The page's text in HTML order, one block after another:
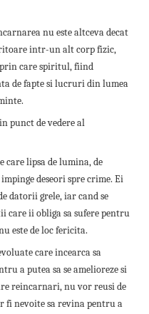
nu este altceva decat
intr-un alt corp fizic,
care spiritul, fiind
de fapte si lucruri din lumea
punct de vedere al
care lipsa de lumina, de
deseori spre crime. Ei
datorii grele, iar cand se
care ii obliga sa sufere pentru
este de loc fericita.
care incearca sa
a putea sa se amelioreze si
reincarnari, nu vor reusi de
fi nevoite sa revina pentru a